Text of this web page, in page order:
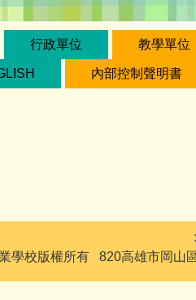
行政單位 教學單位
內部控制聲明書
學校版權所有 820高雄市岡山